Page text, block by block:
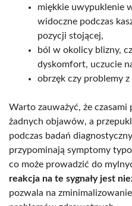
miękkie uwypuklenie
widoczne podczas
pozycji stojącej,
ból w okolicy blizny,
dyskomfort, uczucie
obrzęk czy problemy
Warto zauważyć, że czasami
żadnych objawów, a
podczas badań
przypominają symptomy
co może prowadzić do
reakcja na te sygnały jest
pozwala na